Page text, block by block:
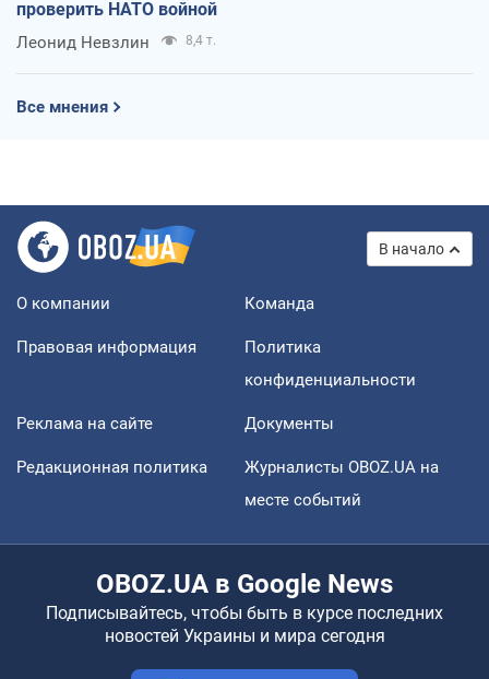
проверить НАТО войной
Леонид Невзлин 8,4 т.
Все мнения
В начало
О компании Команда
Правовая информация
Политика
конфиденциальности
Реклама на сайте Документы
Редакционная политика
Журналисты OBOZ.UA на
месте событий
OBOZ.UA в Google News
Подписывайтесь, чтобы быть в курсе последних
новостей Украины и мира сегодня